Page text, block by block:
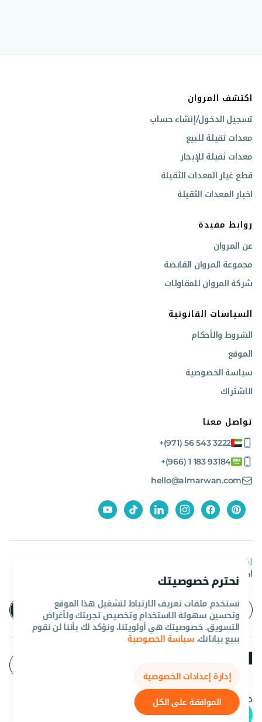
نحترم خصوصيتك
نستخدم ملفات تعريف الارتباط لتشغيل هذا الموقع
وتحسين سهولة الاستخدام وتخصيص تجربتك ولأغراض
التسويق. خصوصيتك هي أولويتنا، ونؤكد لك بأننا لن نقوم
ببيع بياناتك. سياسة الخصوصية
إدارة إعدادات الخصوصية
الموافقة على الكل
اكتشف المروان
تسجيل الدخول/إنشاء حساب
معدات ثقيلة للبيع
معدات ثقيلة للإيجار
قطع غيار المعدات الثقيلة
اخبار المعدات الثقيلة
روابط مفيدة
عن المروان
مجموعة المروان القابضة
شركة المروان للمقاولات
السياسات القانونية
الشروط والأحكام
الموقع
سياسة الخصوصية
الاشتراك
تواصل معنا
+(971) 56 543 3222
+(966) 1 183 93184
hello@almarwan.com
اشترك في نشرتنا الإخبارية
احصل على آخر العروض والأخبار من المروان
جميع الحقوق محفوظه المروان 2026©.